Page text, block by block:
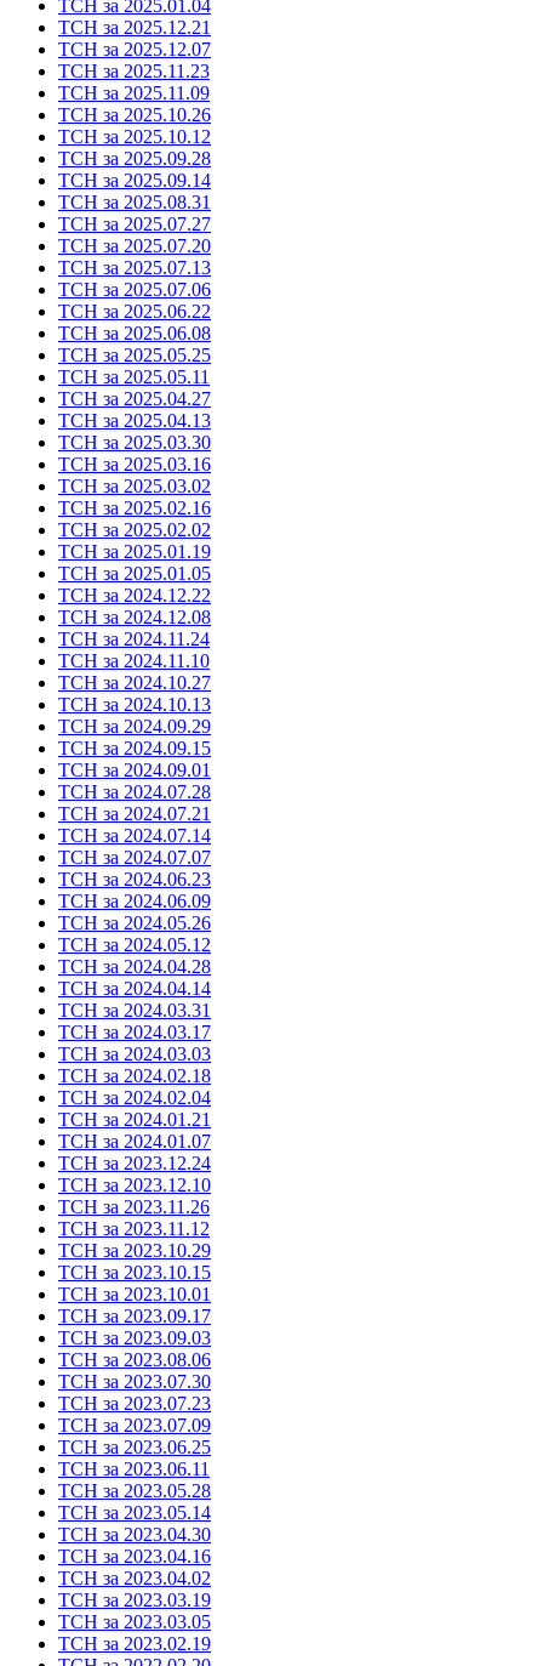
ТСН за 2025.01.04
ТСН за 2025.12.21
ТСН за 2025.12.07
ТСН за 2025.11.23
ТСН за 2025.11.09
ТСН за 2025.10.26
ТСН за 2025.10.12
ТСН за 2025.09.28
ТСН за 2025.09.14
ТСН за 2025.08.31
ТСН за 2025.07.27
ТСН за 2025.07.20
ТСН за 2025.07.13
ТСН за 2025.07.06
ТСН за 2025.06.22
ТСН за 2025.06.08
ТСН за 2025.05.25
ТСН за 2025.05.11
ТСН за 2025.04.27
ТСН за 2025.04.13
ТСН за 2025.03.30
ТСН за 2025.03.16
ТСН за 2025.03.02
ТСН за 2025.02.16
ТСН за 2025.02.02
ТСН за 2025.01.19
ТСН за 2025.01.05
ТСН за 2024.12.22
ТСН за 2024.12.08
ТСН за 2024.11.24
ТСН за 2024.11.10
ТСН за 2024.10.27
ТСН за 2024.10.13
ТСН за 2024.09.29
ТСН за 2024.09.15
ТСН за 2024.09.01
ТСН за 2024.07.28
ТСН за 2024.07.21
ТСН за 2024.07.14
ТСН за 2024.07.07
ТСН за 2024.06.23
ТСН за 2024.06.09
ТСН за 2024.05.26
ТСН за 2024.05.12
ТСН за 2024.04.28
ТСН за 2024.04.14
ТСН за 2024.03.31
ТСН за 2024.03.17
ТСН за 2024.03.03
ТСН за 2024.02.18
ТСН за 2024.02.04
ТСН за 2024.01.21
ТСН за 2024.01.07
ТСН за 2023.12.24
ТСН за 2023.12.10
ТСН за 2023.11.26
ТСН за 2023.11.12
ТСН за 2023.10.29
ТСН за 2023.10.15
ТСН за 2023.10.01
ТСН за 2023.09.17
ТСН за 2023.09.03
ТСН за 2023.08.06
ТСН за 2023.07.30
ТСН за 2023.07.23
ТСН за 2023.07.09
ТСН за 2023.06.25
ТСН за 2023.06.11
ТСН за 2023.05.28
ТСН за 2023.05.14
ТСН за 2023.04.30
ТСН за 2023.04.16
ТСН за 2023.04.02
ТСН за 2023.03.19
ТСН за 2023.03.05
ТСН за 2023.02.19